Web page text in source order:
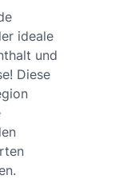
ideale
und
Diese